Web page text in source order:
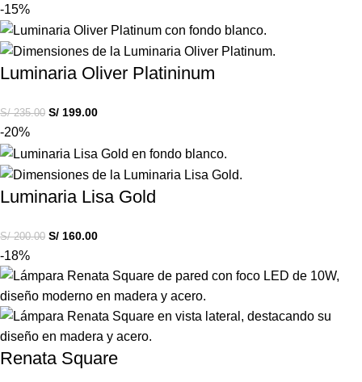
-15%
Luminaria Oliver Platininum
S/235.00 S/ 199.00
-20%
Luminaria Lisa Gold
S/200.00 S/ 160.00
-18%
Renata Square